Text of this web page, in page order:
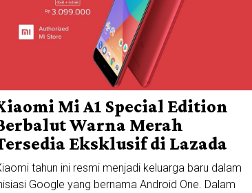
Mi A1 Special Edition
Warna Merah
Eksklusif di Lazada
tahun ini resmi menjadi keluarga baru dalam
Google yang bernama Android One. Dalam